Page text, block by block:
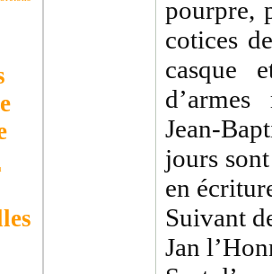
pourpre,
cotices
casque
Jean-
jours
en
Suivant
Jan